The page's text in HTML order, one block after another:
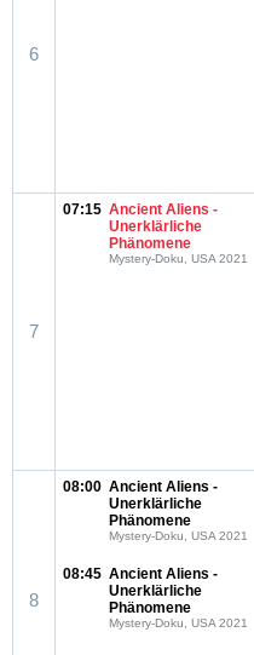
6
7
07:15 Ancient Aliens -
Unerklärliche
Phänomene
Mystery-Doku, USA 2021
8
08:00 Ancient Aliens -
Unerklärliche
Phänomene
Mystery-Doku, USA 2021
08:45 Ancient Aliens -
Unerklärliche
Phänomene
Mystery-Doku, USA 2021